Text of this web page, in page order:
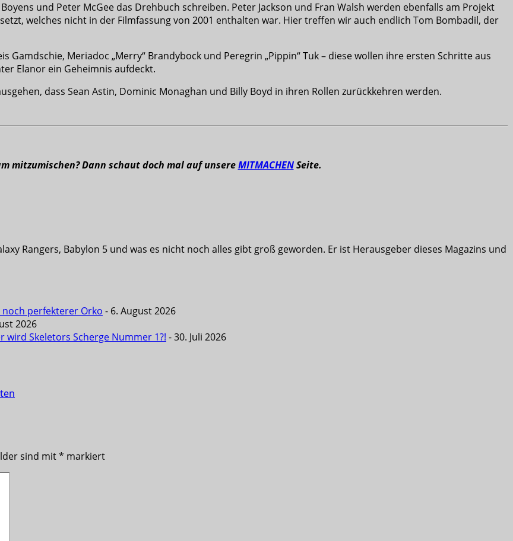
und Peter McGee das Drehbuch schreiben. Peter Jackson und Fran Walsh werden ebenfalls am Projekt
welches nicht in der Filmfassung von 2001 enthalten war. Hier treffen wir auch endlich Tom Bombadil, der
Gamdschie, Meriadoc „Merry“ Brandybock und Peregrin „Pippin“ Tuk – diese wollen ihre ersten Schritte aus
Elanor ein Geheimnis aufdeckt.
dass Sean Astin, Dominic Monaghan und Billy Boyd in ihren Rollen zurückkehren werden.
mitzumischen? Dann schaut doch mal auf unsereMITMACHENSeite.
Rangers, Babylon 5 und was es nicht noch alles gibt groß geworden. Er ist Herausgeber dieses Magazins und
noch perfekterer Orko - 6. August 2026
2026
wird Skeletors Scherge Nummer 1?! - 30. Juli 2026
sind mit* markiert